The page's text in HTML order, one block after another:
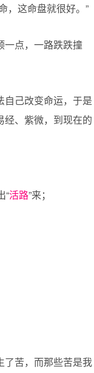
，这命盘就很好。”
一点，一路跌跌撞
自己改变命运，于是
经、紫微，到现在的
“活路”来；
了苦，而那些苦是我